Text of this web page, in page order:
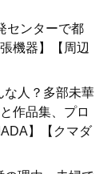
センターで都
機器】【周辺
な人？多部未華
作品集、プロ
】【クマダ